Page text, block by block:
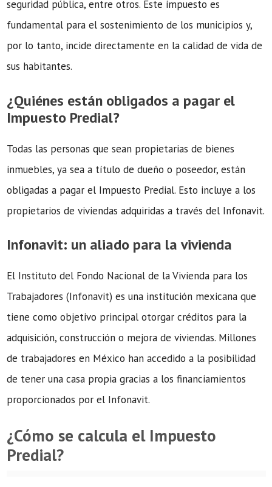
seguridad pública, entre otros. Este impuesto es
fundamental para el sostenimiento de los municipios y,
por lo tanto, incide directamente en la calidad de vida de
sus habitantes.
¿Quiénes están obligados a pagar el
Impuesto Predial?
Todas las personas que sean propietarias de bienes
inmuebles, ya sea a título de dueño o poseedor, están
obligadas a pagar el Impuesto Predial. Esto incluye a los
propietarios de viviendas adquiridas a través del Infonavit.
Infonavit: un aliado para la vivienda
El Instituto del Fondo Nacional de la Vivienda para los
Trabajadores (Infonavit) es una institución mexicana que
tiene como objetivo principal otorgar créditos para la
adquisición, construcción o mejora de viviendas. Millones
de trabajadores en México han accedido a la posibilidad
de tener una casa propia gracias a los financiamientos
proporcionados por el Infonavit.
¿Cómo se calcula el Impuesto
Predial?